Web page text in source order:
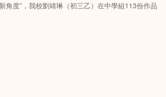
角度”，我校劉靖琳（初三乙）在中學組113份作品